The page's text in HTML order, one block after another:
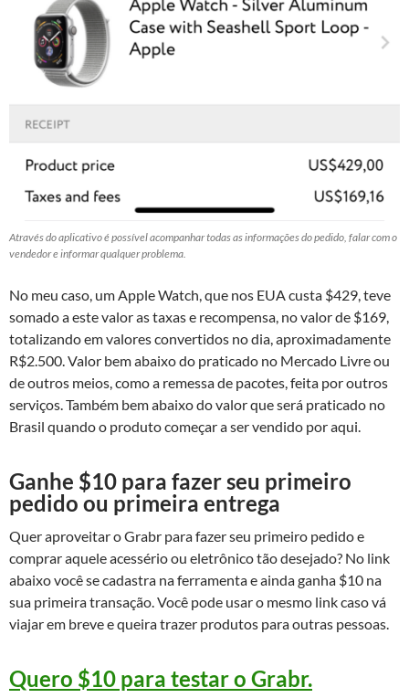
Através do aplicativo é possível acompanhar todas as informações do pedido, falar com o
vendedor e informar qualquer problema.
No meu caso, um Apple Watch, que nos EUA custa $429, teve
somado a este valor as taxas e recompensa, no valor de $169,
totalizando em valores convertidos no dia, aproximadamente
R$2.500. Valor bem abaixo do praticado no Mercado Livre ou
de outros meios, como a remessa de pacotes, feita por outros
serviços. Também bem abaixo do valor que será praticado no
Brasil quando o produto começar a ser vendido por aqui.
Ganhe $10 para fazer seu primeiro
pedido ou primeira entrega
Quer aproveitar o Grabr para fazer seu primeiro pedido e
comprar aquele acessério ou eletrônico tão desejado? No link
abaixo você se cadastra na ferramenta e ainda ganha $10 na
sua primeira transação. Você pode usar o mesmo link caso vá
viajar em breve e queira trazer produtos para outras pessoas.
Quero $10 para testar o Grabr.